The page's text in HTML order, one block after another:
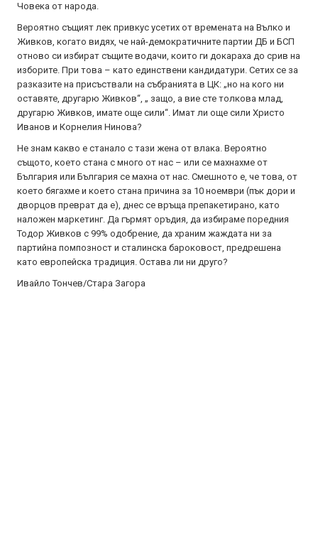
Човека от народа.
Вероятно същият лек привкус усетих от времената на Вълко и
Живков, когато видях, че най-демократичните партии ДБ и БСП
отново си избират същите водачи, които ги докараха до срив на
изборите. При това – като единствени кандидатури. Сетих се за
разказите на присъствали на събранията в ЦК: „но на кого ни
оставяте, другарю Живков“, „ защо, а вие сте толкова млад,
другарю Живков, имате още сили“. Имат ли още сили Христо
Иванов и Корнелия Нинова?
Не знам какво е станало с тази жена от влака. Вероятно
същото, което стана с много от нас – или се махнахме от
България или България се махна от нас. Смешното е, че това, от
което бягахме и което стана причина за 10 ноември (пък дори и
дворцов преврат да е), днес се връща препакетирано, като
наложен маркетинг. Да гърмят оръдия, да избираме поредния
Тодор Живков с 99% одобрение, да храним жаждата ни за
партийна помпозност и сталинска бароковост, предрешена
като европейска традиция. Остава ли ни друго?
Ивайло Тончев/Стара Загора